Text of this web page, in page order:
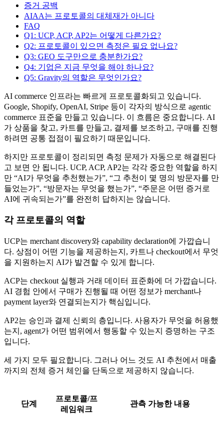
증거 공백
AIAA는 프로토콜의 대체재가 아니다
FAQ
Q1: UCP, ACP, AP2는 어떻게 다른가요?
Q2: 프로토콜이 있으면 측정은 필요 없나요?
Q3: GEO 도구만으로 충분한가요?
Q4: 기업은 지금 무엇을 해야 하나요?
Q5: Gravity의 역할은 무엇인가요?
AI commerce 인프라는 빠르게 프로토콜화되고 있습니다.
Google, Shopify, OpenAI, Stripe 등이 각자의 방식으로 agentic
commerce 표준을 만들고 있습니다. 이 흐름은 중요합니다. AI
가 상품을 찾고, 카트를 만들고, 결제를 보조하고, 구매를 진행
하려면 공통 접점이 필요하기 때문입니다.
하지만 프로토콜이 정리되면 측정 문제가 자동으로 해결된다
고 보면 안 됩니다. UCP, ACP, AP2는 각각 중요한 역할을 하지
만 “AI가 무엇을 추천했는가”, “그 추천이 몇 명의 방문자를 만
들었는가”, “방문자는 무엇을 했는가”, “주문은 어떤 증거로
AI에 귀속되는가”를 완전히 답하지는 않습니다.
각 프로토콜의 역할
UCP는 merchant discovery와 capability declaration에 가깝습니
다. 상점이 어떤 기능을 제공하는지, 카트나 checkout에서 무엇
을 지원하는지 AI가 발견할 수 있게 합니다.
ACP는 checkout 실행과 거래 데이터 표준화에 더 가깝습니다.
AI 경험 안에서 구매가 진행될 때 어떤 정보가 merchant나
payment layer와 연결되는지가 핵심입니다.
AP2는 승인과 결제 신뢰의 층입니다. 사용자가 무엇을 허용했
는지, agent가 어떤 범위에서 행동할 수 있는지 증명하는 구조
입니다.
세 가지 모두 필요합니다. 그러나 어느 것도 AI 추천에서 매출
까지의 전체 증거 체인을 단독으로 제공하지 않습니다.
단계
프로토콜/프
레임워크
관측 가능한 내용